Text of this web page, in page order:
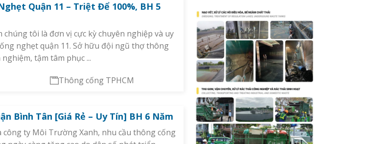
Quận 11 – Triệt Để 100%, BH 5
tôi là đơn vị cực kỳ chuyên nghiệp và uy
nghẹt quận 11. Sở hữu đội ngũ thợ thông
tậm tâm phục ...
Thông cống TPHCM
Bình Tân [Giá Rẻ – Uy Tín] BH 6 Năm
công ty Môi Trường Xanh, nhu cầu thông cống